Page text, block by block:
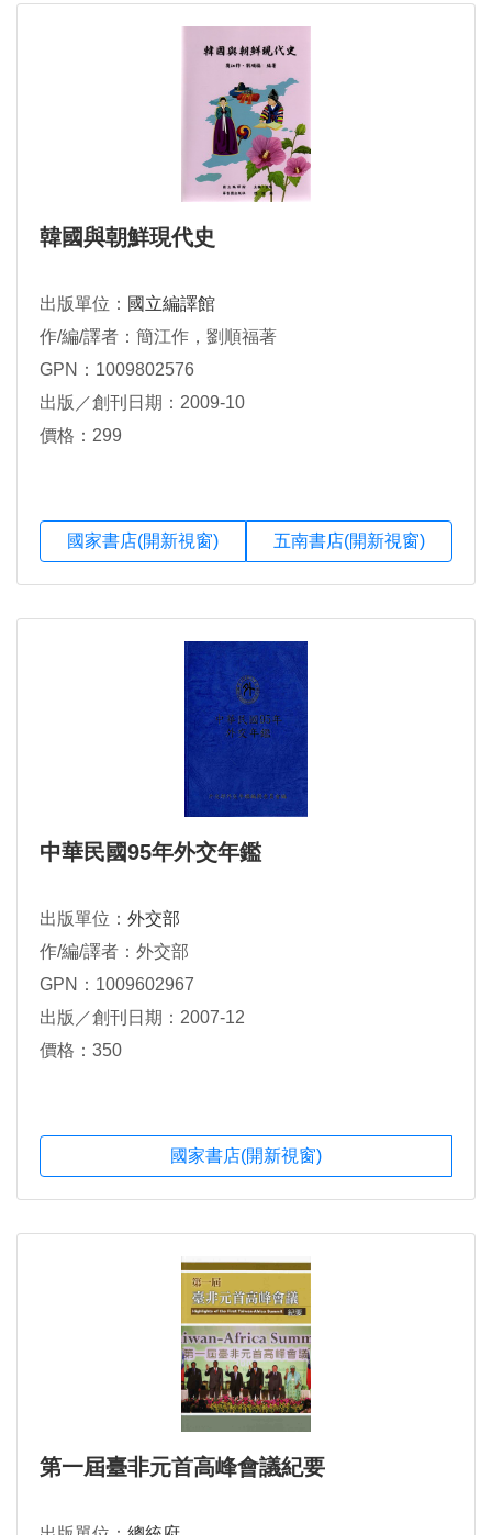
韓國與朝鮮現代史
出版單位： 國立編譯館
作/編/譯者：簡江作，劉順福著
GPN：1009802576
出版／創刊日期：2009-10
價格：299
國家書店(開新視窗) 五南書店(開新視窗)
中華民國95年外交年鑑
出版單位： 外交部
作/編/譯者：外交部
GPN：1009602967
出版／創刊日期：2007-12
價格：350
國家書店(開新視窗)
第一屆臺非元首高峰會議紀要